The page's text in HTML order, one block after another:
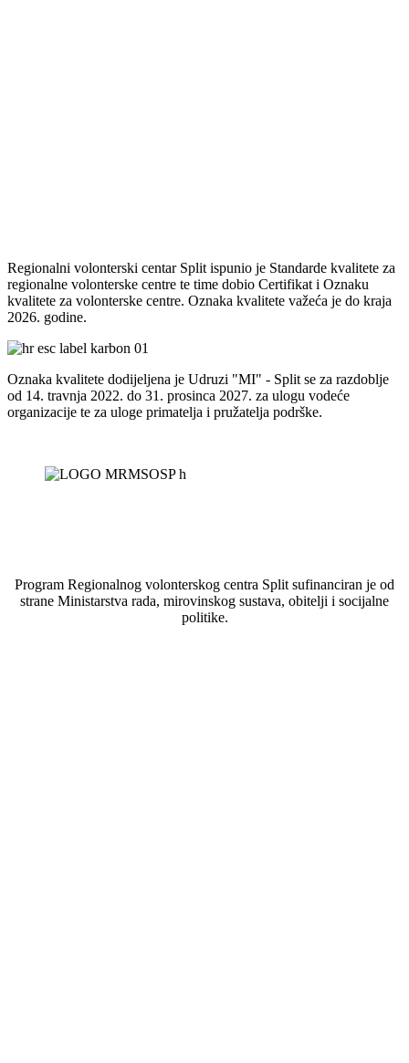
Regionalni volonterski centar Split ispunio je Standarde kvalitete za
regionalne volonterske centre te time dobio Certifikat i Oznaku
kvalitete za volonterske centre. Oznaka kvalitete važeća je do kraja
2026. godine.
Oznaka kvalitete dodijeljena je Udruzi "MI" - Split se za razdoblje
od 14. travnja 2022. do 31. prosinca 2027. za ulogu vodeće
organizacije te za uloge primatelja i pružatelja podrške.
Program Regionalnog volonterskog centra Split sufinanciran je od
strane Ministarstva rada, mirovinskog sustava, obitelji i socijalne
politike.